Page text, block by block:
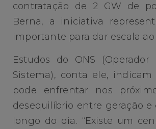
contratação de 2 GW de
Berna, a iniciativa
importante para dar escala
Estudos do ONS (Operador
Sistema), conta ele,
pode enfrentar nos
desequilíbrio entre geração e
longo do dia. “Existe um